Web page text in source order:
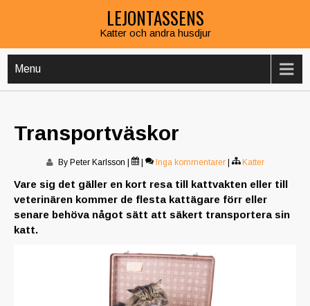
LEJONTASSENS
Katter och andra husdjur
Menu
Transportväskor
By Peter Karlsson Inga kommentarer Katter
Vare sig det gäller en kort resa till kattvakten eller till
veterinären kommer de flesta kattägare förr eller
senare behöva något sätt att säkert transportera sin
katt.